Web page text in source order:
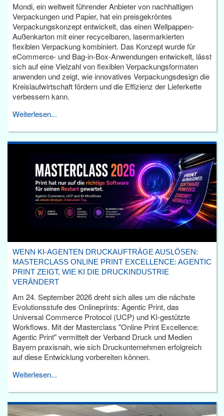
Mondi, ein weltweit führender Anbieter von nachhaltigen
Verpackungen und Papier, hat ein preisgekröntes
Verpackungskonzept entwickelt, das einen Wellpappen-
Außenkarton mit einer recycelbaren, lasermarkierten
flexiblen Verpackung kombiniert. Das Konzept wurde für
eCommerce- und Bag-in-Box-Anwendungen entwickelt, lässt
sich auf eine Vielzahl von flexiblen Verpackungsformaten
anwenden und zeigt, wie innovatives Verpackungsdesign die
Kreislaufwirtschaft fördern und die Effizienz der Lieferkette
verbessern kann.
Weiterlesen...
WENN KI-AGENTEN DRUCKAUFTRÄGE AUSLÖSEN:
MASTERCLASS ONLINE PRINT EXCELLENCE: AGENTIC
PRINT ZEIGT, WIE KI DIE DRUCKINDUSTRIE
VERÄNDERT
Am 24. September 2026 dreht sich alles um die nächste
Evolutionsstufe des Onlineprints: Agentic Print, das
Universal Commerce Protocol (UCP) und KI-gestützte
Workflows. Mit der Masterclass "Online Print Excellence:
Agentic Print" vermittelt der Verband Druck und Medien
Bayern praxisnah, wie sich Druckunternehmen erfolgreich
auf diese Entwicklung vorbereiten können.
Weiterlesen...